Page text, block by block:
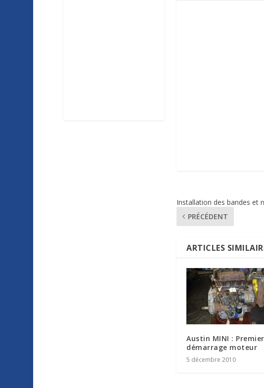
Installation des bandes et
PRÉCÉDENT
ARTICLES
Austin MINI : Premier
démarrage moteur
5 décembre 2010